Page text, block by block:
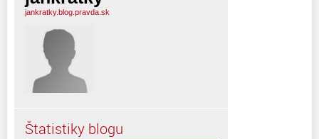
jankratky.blog.pravda.sk
Štatistiky blogu